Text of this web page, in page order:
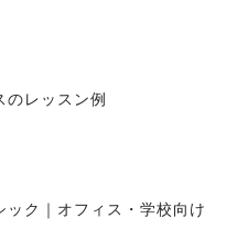
のレッスン例
ック｜オフィス・学校向け